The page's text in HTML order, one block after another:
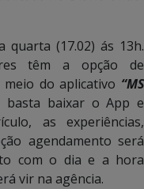
(17.02) ás 13h.
têm a opção de
do aplicativo “MS
basta baixar o App e
as experiências,
agendamento será
com o dia e a hora
vir na agência.